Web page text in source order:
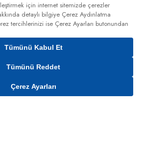
Gelince Haber Ver
için internet sitemizde çerezler
detaylı bilgiye Çerez Aydınlatma
tercihlerinizi ise Çerez Ayarları butonundan
Tümünü Kabul Et
Tümünü Reddet
Çerez Ayarları